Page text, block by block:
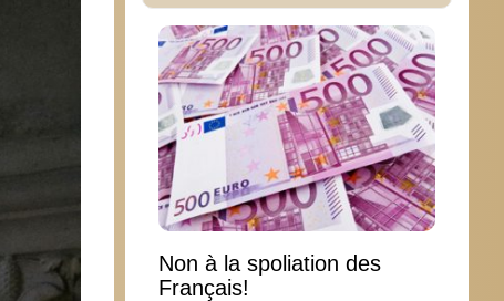
Non à la spoliation des
Français!